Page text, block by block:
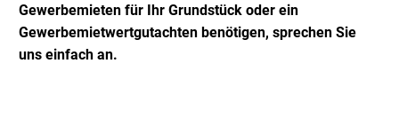
Gewerbemieten für Ihr Grundstück oder ein
Gewerbemietwertgutachten benötigen, sprechen Sie
uns einfach an.